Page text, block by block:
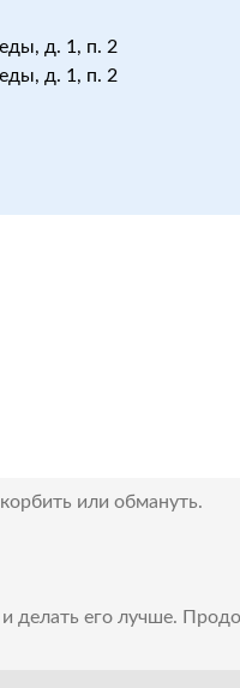
д. 1, п. 2
д. 1, п. 2
или обмануть.
делать его лучше.